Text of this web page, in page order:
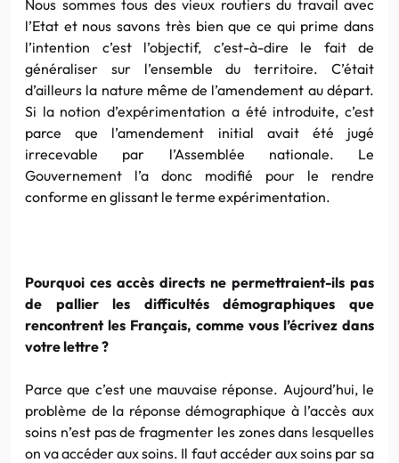
Nous sommes tous des vieux routiers du travail avec
l’Etat et nous savons très bien que ce qui prime dans
l’intention c’est l’objectif, c’est-à-dire le fait de
généraliser sur l’ensemble du territoire. C’était
d’ailleurs la nature même de l’amendement au départ.
Si la notion d’expérimentation a été introduite, c’est
parce que l’amendement initial avait été jugé
irrecevable par l’Assemblée nationale. Le
Gouvernement l’a donc modifié pour le rendre
conforme en glissant le terme expérimentation.
Pourquoi ces accès directs ne permettraient-ils pas
de pallier les difficultés démographiques que
rencontrent les Français, comme vous l’écrivez dans
votre lettre ?
Parce que c’est une mauvaise réponse. Aujourd’hui, le
problème de la réponse démographique à l’accès aux
soins n’est pas de fragmenter les zones dans lesquelles
on va accéder aux soins. Il faut accéder aux soins par sa